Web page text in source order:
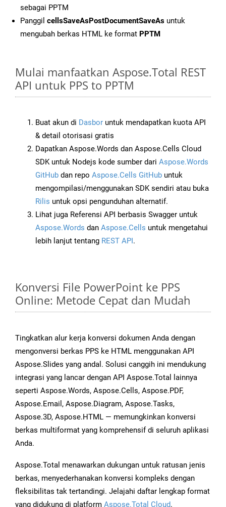
sebagai PPTM
Panggil cellsSaveAsPostDocumentSaveAs untuk
mengubah berkas HTML ke format PPTM
Mulai manfaatkan Aspose.Total REST
API untuk PPS to PPTM
Buat akun di Dasbor untuk mendapatkan kuota API
& detail otorisasi gratis
Dapatkan Aspose.Words dan Aspose.Cells Cloud
SDK untuk Nodejs kode sumber dari Aspose.Words
GitHub dan repo Aspose.Cells GitHub untuk
mengompilasi/menggunakan SDK sendiri atau buka
Rilis untuk opsi pengunduhan alternatif.
Lihat juga Referensi API berbasis Swagger untuk
Aspose.Words dan Aspose.Cells untuk mengetahui
lebih lanjut tentang REST API.
Konversi File PowerPoint ke PPS
Online: Metode Cepat dan Mudah
Tingkatkan alur kerja konversi dokumen Anda dengan
mengonversi berkas PPS ke HTML menggunakan API
Aspose.Slides yang andal. Solusi canggih ini mendukung
integrasi yang lancar dengan API Aspose.Total lainnya
seperti Aspose.Words, Aspose.Cells, Aspose.PDF,
Aspose.Email, Aspose.Diagram, Aspose.Tasks,
Aspose.3D, Aspose.HTML — memungkinkan konversi
berkas multiformat yang komprehensif di seluruh aplikasi
Anda.
Aspose.Total menawarkan dukungan untuk ratusan jenis
berkas, menyederhanakan konversi kompleks dengan
fleksibilitas tak tertandingi. Jelajahi daftar lengkap format
yang didukung di platform Aspose.Total Cloud.